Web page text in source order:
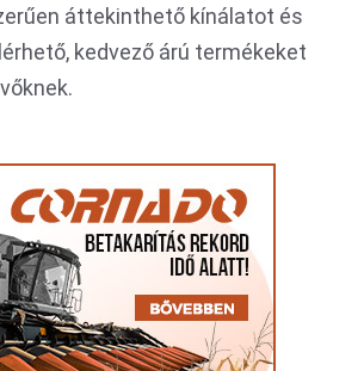
áttekinthető kínálatot és
kedvező árú termékeket